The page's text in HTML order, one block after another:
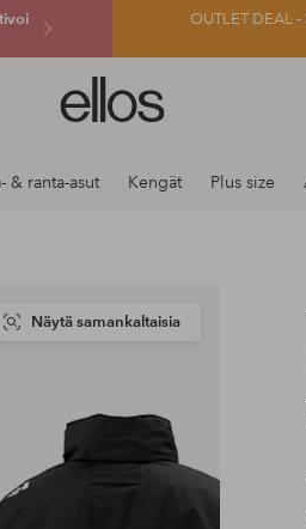
OUTLET DEAL -
Ellos-
logo
siirry
& ranta-asut Kengät Plus size
Näytä samankaltaisia